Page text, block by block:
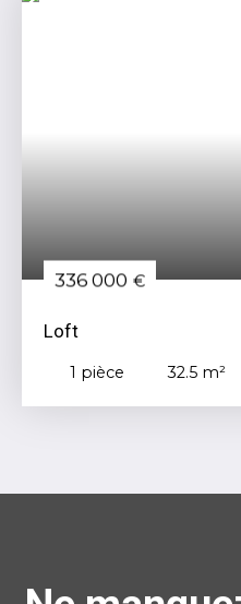
336 000 €
Loft
1 pièce 32.5 m²